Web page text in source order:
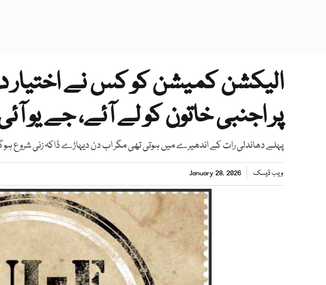
الیکشن کمیشن کو کس نے
پر اجنبی خاتون کو لے آئے، جے یو
پہلے دھاندلی رات کے اندھیرے میں ہوتی تھی مگر اب دن دیہاڑے ڈاکہ زنی شروع
ویب ڈیسک January 28, 2026